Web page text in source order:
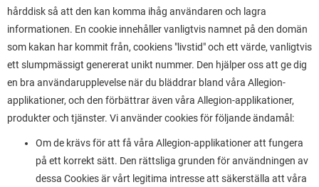
hårddisk så att den kan komma ihåg användaren och lagra
informationen. En cookie innehåller vanligtvis namnet på den domän
som kakan har kommit från, cookiens "livstid" och ett värde, vanligtvis
ett slumpmässigt genererat unikt nummer. Den hjälper oss att ge dig
en bra användarupplevelse när du bläddrar bland våra Allegion-
applikationer, och den förbättrar även våra Allegion-applikationer,
produkter och tjänster. Vi använder cookies för följande ändamål:
Om de krävs för att få våra Allegion-applikationer att fungera
på ett korrekt sätt. Den rättsliga grunden för användningen av
dessa Cookies är vårt legitima intresse att säkerställa att våra